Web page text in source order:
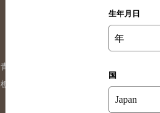
青森県のバー検索
栃木県のバー検索
埼玉県のバー検索
生年月日
年
国